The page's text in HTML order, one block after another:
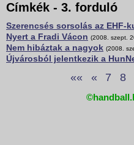
Címkék - 3. forduló
Szerencsés sorsolás az EHF-
Nyert a Fradi Vácon (2008. szept.
Nem hibáztak a nagyok (2008.
Újvárosból jelentkezik a
«« « 7 8